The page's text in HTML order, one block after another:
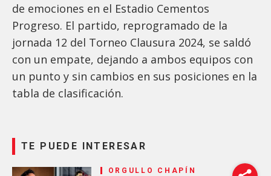
de emociones en el Estadio Cementos
Progreso. El partido, reprogramado de la
jornada 12 del Torneo Clausura 2024, se saldó
con un empate, dejando a ambos equipos con
un punto y sin cambios en sus posiciones en la
tabla de clasificación.
TE PUEDE INTERESAR
ORGULLO CHAPÍN